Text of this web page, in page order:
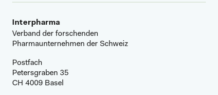
Interpharma
Verband der forschenden
Pharmaunternehmen der Schweiz
Postfach
Petersgraben 35
CH 4009 Basel